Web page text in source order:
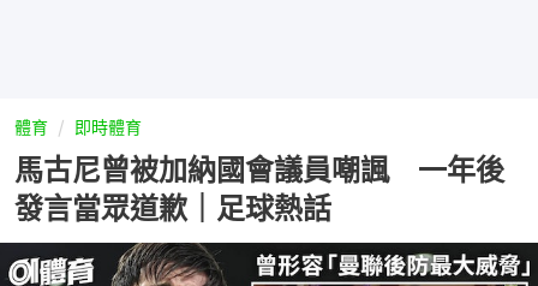
體育 即時體育
馬古尼曾被加納國會議員嘲諷 一年後
發言當眾道歉｜足球熱話